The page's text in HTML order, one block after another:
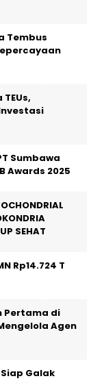
Tembus
Sumbawa
Awards 2025
SEHAT
Rp14.724 T
Pertama di
Agen
Siap Galak